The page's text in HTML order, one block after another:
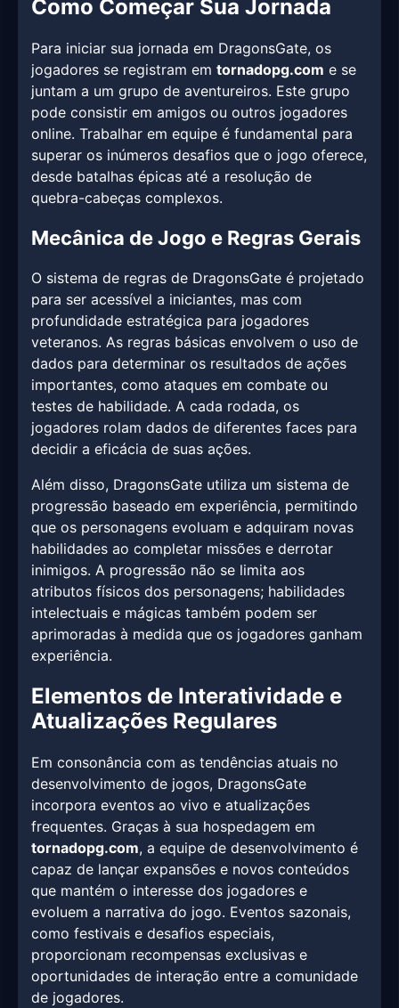
Como Começar Sua Jornada
Para iniciar sua jornada em DragonsGate, os
jogadores se registram em tornadopg.com e se
juntam a um grupo de aventureiros. Este grupo
pode consistir em amigos ou outros jogadores
online. Trabalhar em equipe é fundamental para
superar os inúmeros desafios que o jogo oferece,
desde batalhas épicas até a resolução de
quebra-cabeças complexos.
Mecânica de Jogo e Regras Gerais
O sistema de regras de DragonsGate é projetado
para ser acessível a iniciantes, mas com
profundidade estratégica para jogadores
veteranos. As regras básicas envolvem o uso de
dados para determinar os resultados de ações
importantes, como ataques em combate ou
testes de habilidade. A cada rodada, os
jogadores rolam dados de diferentes faces para
decidir a eficácia de suas ações.
Além disso, DragonsGate utiliza um sistema de
progressão baseado em experiência, permitindo
que os personagens evoluam e adquiram novas
habilidades ao completar missões e derrotar
inimigos. A progressão não se limita aos
atributos físicos dos personagens; habilidades
intelectuais e mágicas também podem ser
aprimoradas à medida que os jogadores ganham
experiência.
Elementos de Interatividade e
Atualizações Regulares
Em consonância com as tendências atuais no
desenvolvimento de jogos, DragonsGate
incorpora eventos ao vivo e atualizações
frequentes. Graças à sua hospedagem em
tornadopg.com, a equipe de desenvolvimento é
capaz de lançar expansões e novos conteúdos
que mantém o interesse dos jogadores e
evoluem a narrativa do jogo. Eventos sazonais,
como festivais e desafios especiais,
proporcionam recompensas exclusivas e
oportunidades de interação entre a comunidade
de jogadores.